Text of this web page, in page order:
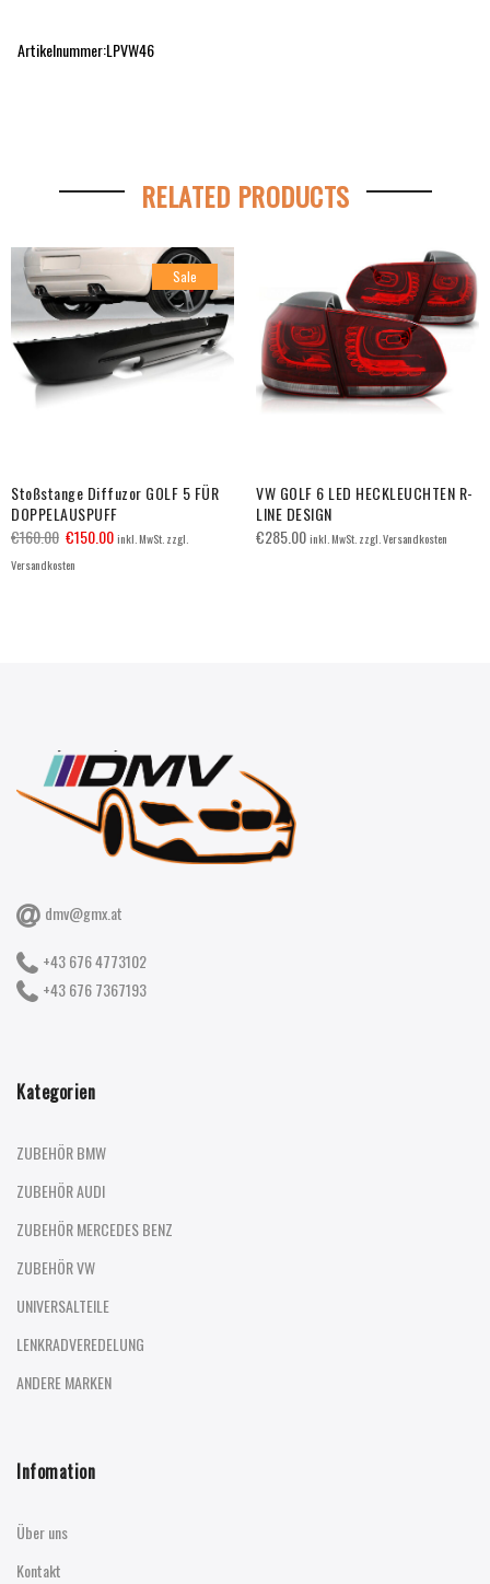
Artikelnummer:LPVW46
RELATED PRODUCTS
Sale
Stoßstange Diffuzor GOLF 5 FÜR
DOPPELAUSPUFF
€160.00 €150.00inkl. MwSt. zzgl.
Versandkosten
VW GOLF 6 LED HECKLEUCHTEN R-
LINE DESIGN
€285.00inkl. MwSt. zzgl. Versandkosten
dmv@gmx.at
+43 676 4773102
+43 676 7367193
Kategorien
ZUBEHÖR BMW
ZUBEHÖR AUDI
ZUBEHÖR MERCEDES BENZ
ZUBEHÖR VW
UNIVERSALTEILE
LENKRADVEREDELUNG
ANDERE MARKEN
Infomation
Über uns
Kontakt